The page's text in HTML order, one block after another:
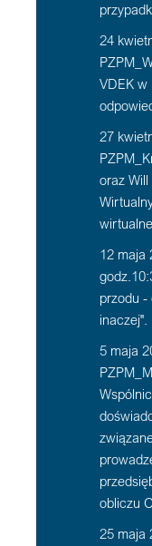
24
VDEK w
27
oraz
12 maja
przodu -
inaczej".
5 maja
obliczu
25 maja